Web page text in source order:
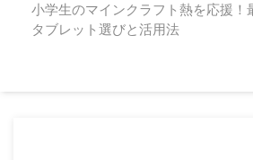
小学生のマインクラフト熱を応援！
タブレット選びと活用法